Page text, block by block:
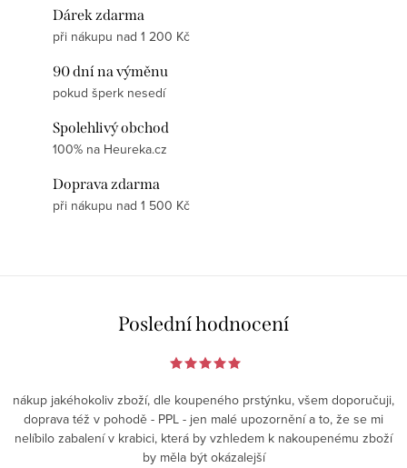
Dárek zdarma
při nákupu nad 1 200 Kč
90 dní na výměnu
pokud šperk nesedí
Spolehlivý obchod
100% na Heureka.cz
Doprava zdarma
při nákupu nad 1 500 Kč
Poslední hodnocení
nákup jakéhokoliv zboží, dle koupeného prstýnku, všem doporučuji,
doprava též v pohodě - PPL - jen malé upozornění a to, že se mi
nelíbilo zabalení v krabici, která by vzhledem k nakoupenému zboží
by měla být okázalejší